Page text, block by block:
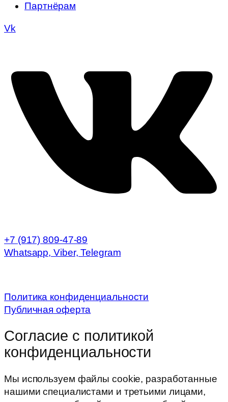
Партнёрам
Vk
+7 (917) 809-47-89
Whatsapp, Viber, Telegram
Политика конфиденциальности
Публичная оферта
Согласие с политикой
конфиденциальности
Мы используем файлы cookie, разработанные
нашими специалистами и третьими лицами,